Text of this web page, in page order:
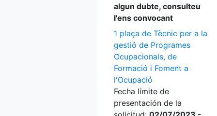
algun dubte, consulteu
l'ens convocant
1 plaça de Tècnic per a la
gestió de Programes
Ocupacionals, de
Formació i Foment a
l'Ocupació
Fecha límite de
presentación de la